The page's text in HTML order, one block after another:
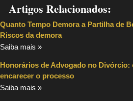
Artigos Relacionados:
Quanto Tempo Demora a Partilha de
Riscos da demora
Saiba mais »
Honorários de Advogado no Divórcio:
encarecer o processo
Saiba mais »